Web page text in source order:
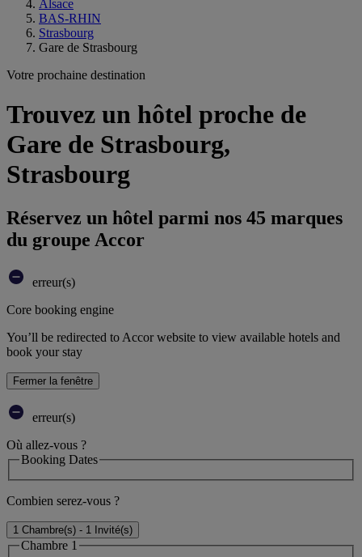
Alsace
BAS-RHIN
Strasbourg
Gare de Strasbourg
Votre prochaine destination
Trouvez un hôtel proche de
Gare de Strasbourg,
Strasbourg
Réservez un hôtel parmi nos 45 marques
du groupe Accor
erreur(s)
Core booking engine
You’ll be redirected to Accor website to view available hotels and
book your stay
Fermer la fenêtre
erreur(s)
Où allez-vous ?
Booking Dates
Combien serez-vous ?
1 Chambre(s) - 1 Invité(s)
Chambre 1